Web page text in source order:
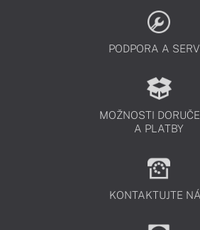
PODPORA A
MOŽNOSTI
A PLATBY
KONTAKTUJTE